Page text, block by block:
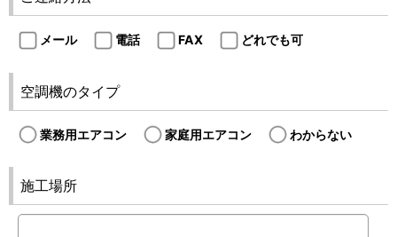
メール 電話 FAX どれでも可
空調機のタイプ
業務用エアコン 家庭用エアコン わからない
施工場所